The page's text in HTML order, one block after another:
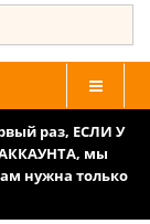
раз, ЕСЛИ У
мы
нужна только